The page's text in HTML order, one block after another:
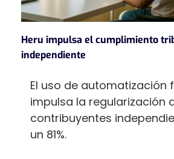
Heru impulsa el cumplimiento
independiente
El uso de automatización
impulsa la regularización
contribuyentes
un 81%.